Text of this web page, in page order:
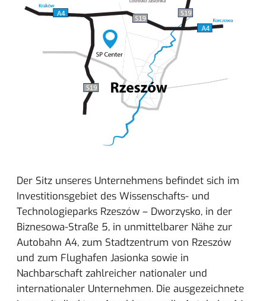
Der Sitz unseres Unternehmens befindet sich im
Investitionsgebiet des Wissenschafts- und
Technologieparks Rzeszów – Dworzysko, in der
Biznesowa-Straße 5, in unmittelbarer Nähe zur
Autobahn A4, zum Stadtzentrum von Rzeszów
und zum Flughafen Jasionka sowie in
Nachbarschaft zahlreicher nationaler und
internationaler Unternehmen. Die ausgezeichnete